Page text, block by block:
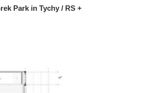
Park in Tychy / RS +